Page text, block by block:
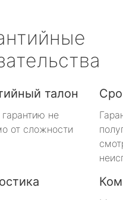
талон
не
от сложности